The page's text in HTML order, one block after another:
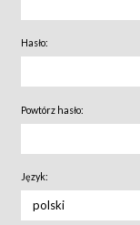
Hasło:
Powtórz hasło:
Język:
polski